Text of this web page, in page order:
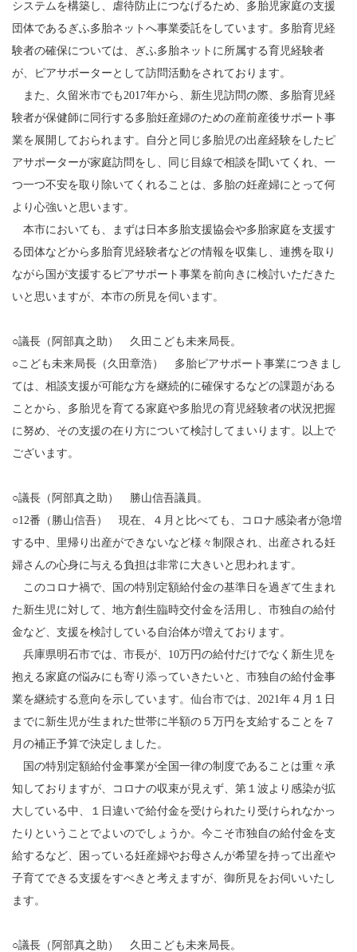
システムを構築し、虐待防止につなげるため、多胎児家庭の支援
団体であるぎふ多胎ネットへ事業委託をしています。多胎育児経
験者の確保については、ぎふ多胎ネットに所属する育児経験者
が、ピアサポーターとして訪問活動をされております。
また、久留米市でも2017年から、新生児訪問の際、多胎育児経
験者が保健師に同行する多胎妊産婦のための産前産後サポート事
業を展開しておられます。自分と同じ多胎児の出産経験をしたピ
アサポーターが家庭訪問をし、同じ目線で相談を聞いてくれ、一
つ一つ不安を取り除いてくれることは、多胎の妊産婦にとって何
より心強いと思います。
本市においても、まずは日本多胎支援協会や多胎家庭を支援す
る団体などから多胎育児経験者などの情報を収集し、連携を取り
ながら国が支援するピアサポート事業を前向きに検討いただきた
いと思いますが、本市の所見を伺います。
○議長（阿部真之助） 久田こども未来局長。
○こども未来局長（久田章浩） 多胎ピアサポート事業につきまし
ては、相談支援が可能な方を継続的に確保するなどの課題がある
ことから、多胎児を育てる家庭や多胎児の育児経験者の状況把握
に努め、その支援の在り方について検討してまいります。以上で
ございます。
○議長（阿部真之助） 勝山信吾議員。
○12番（勝山信吾） 現在、４月と比べても、コロナ感染者が急増
する中、里帰り出産ができないなど様々制限され、出産される妊
婦さんの心身に与える負担は非常に大きいと思われます。
このコロナ禍で、国の特別定額給付金の基準日を過ぎて生まれ
た新生児に対して、地方創生臨時交付金を活用し、市独自の給付
金など、支援を検討している自治体が増えております。
兵庫県明石市では、市長が、10万円の給付だけでなく新生児を
抱える家庭の悩みにも寄り添っていきたいと、市独自の給付金事
業を継続する意向を示しています。仙台市では、2021年４月１日
までに新生児が生まれた世帯に半額の５万円を支給することを７
月の補正予算で決定しました。
国の特別定額給付金事業が全国一律の制度であることは重々承
知しておりますが、コロナの収束が見えず、第１波より感染が拡
大している中、１日違いで給付金を受けられたり受けられなかっ
たりということでよいのでしょうか。今こそ市独自の給付金を支
給するなど、困っている妊産婦やお母さんが希望を持って出産や
子育てできる支援をすべきと考えますが、御所見をお伺いいたし
ます。
○議長（阿部真之助） 久田こども未来局長。